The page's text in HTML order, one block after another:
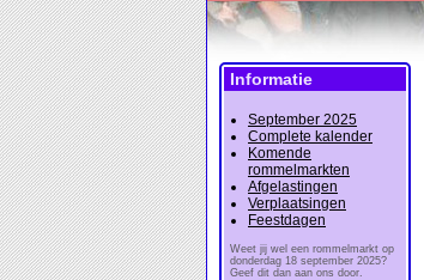
Informatie
September 2025
Complete kalender
Komende
rommelmarkten
Afgelastingen
Verplaatsingen
Feestdagen
Weet jij wel een rommelmarkt op
donderdag 18 september 2025?
Geef dit dan aan ons door.